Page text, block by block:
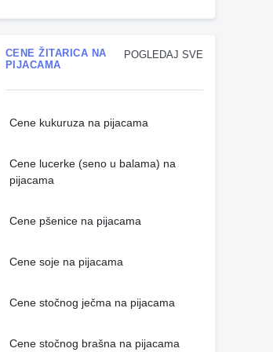
POGLEDAJ SVE
CENE ŽITARICA NA
PIJACAMA
Cene kukuruza na pijacama
Cene lucerke (seno u balama) na
pijacama
Cene pšenice na pijacama
Cene soje na pijacama
Cene stočnog ječma na pijacama
Cene stočnog brašna na pijacama